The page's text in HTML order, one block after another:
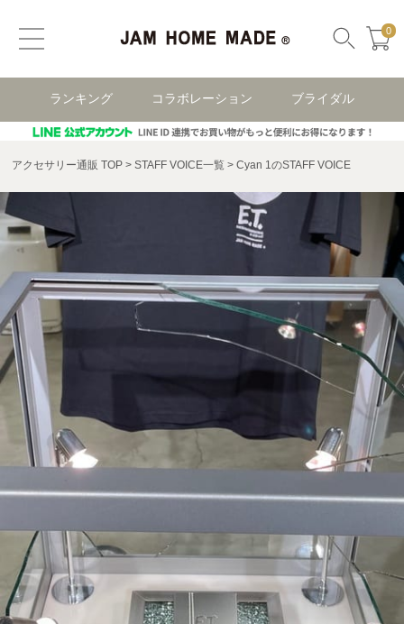
0
ランキング コラボレーション ブライダル
アクセサリー通販 TOP STAFF VOICE一覧 Cyan 1のSTAFF VOICE